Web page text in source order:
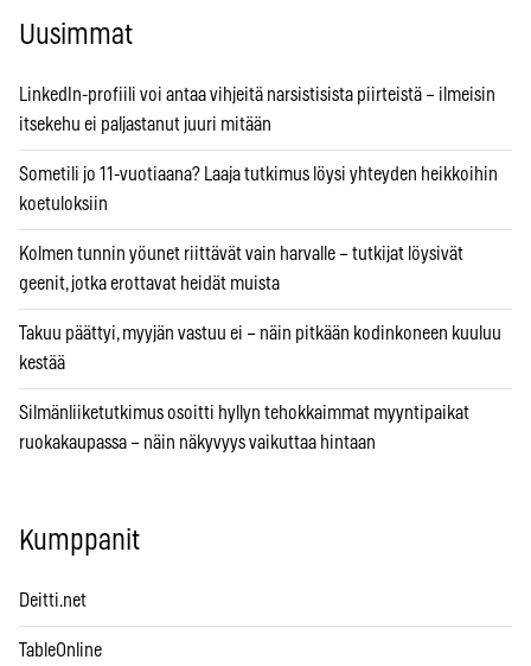
Uusimmat
LinkedIn-profiili voi antaa vihjeitä narsistisista piirteistä – ilmeisin
itsekehu ei paljastanut juuri mitään
Sometili jo 11-vuotiaana? Laaja tutkimus löysi yhteyden heikkoihin
koetuloksiin
Kolmen tunnin yöunet riittävät vain harvalle – tutkijat löysivät
geenit, jotka erottavat heidät muista
Takuu päättyi, myyjän vastuu ei – näin pitkään kodinkoneen kuuluu
kestää
Silmänliiketutkimus osoitti hyllyn tehokkaimmat myyntipaikat
ruokakaupassa – näin näkyvyys vaikuttaa hintaan
Kumppanit
Deitti.net
TableOnline